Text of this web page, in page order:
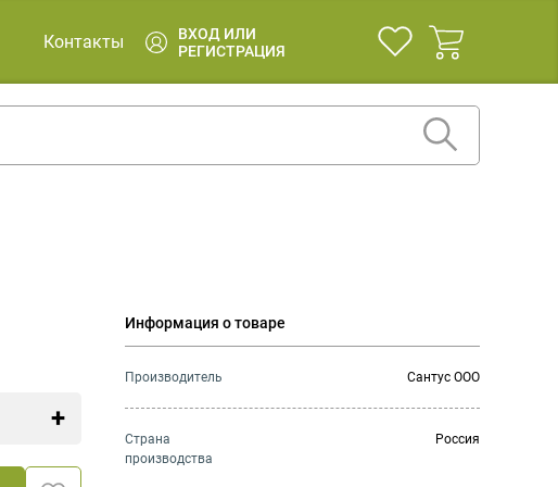
Контакты
ВХОД ИЛИ
РЕГИСТРАЦИЯ
Информация о товаре
Производитель Сантус ООО
Страна
производства
Россия